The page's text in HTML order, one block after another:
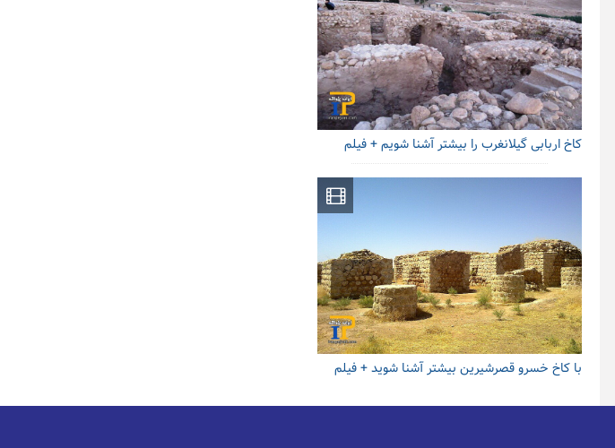
کاخ اربابی گیلانغرب را بیشتر آشنا شویم + فیلم
با کاخ خسرو قصرشیرین بیشتر آشنا شوید + فیلم